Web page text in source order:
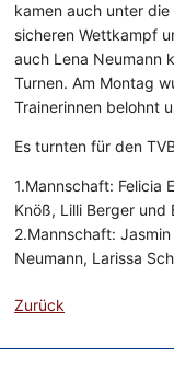
kamen auch unter
sicheren Wettkampf
auch Lena Neumann
Turnen. Am Montag
Trainerinnen belohnt
Es turnten für den
1.Mannschaft: Felicia
Knöß, Lilli Berger und
2.Mannschaft:
Neumann, Larissa
Zurück